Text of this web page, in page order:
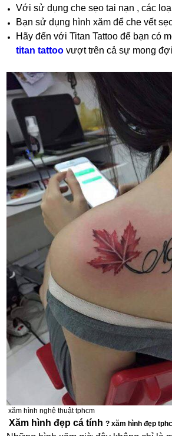
Với sử dụng che sẹo tai nạn , các
Bạn sử dụng hình xăm để che vết
Hãy đến với Titan Tattoo để bạn có
titan tattoo vượt trên cả sự mong
xăm hình nghệ thuật tphcm
Xăm hình đẹp cá tính? xăm hình đẹp